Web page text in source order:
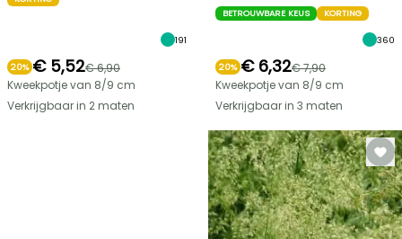
191
20% € 5,52€ 6,90
Kweekpotje van 8/9 cm
Verkrijgbaar in 2 maten
BETROUWBARE KEUS KORTING
360
20% € 6,32€ 7,90
Kweekpotje van 8/9 cm
Verkrijgbaar in 3 maten